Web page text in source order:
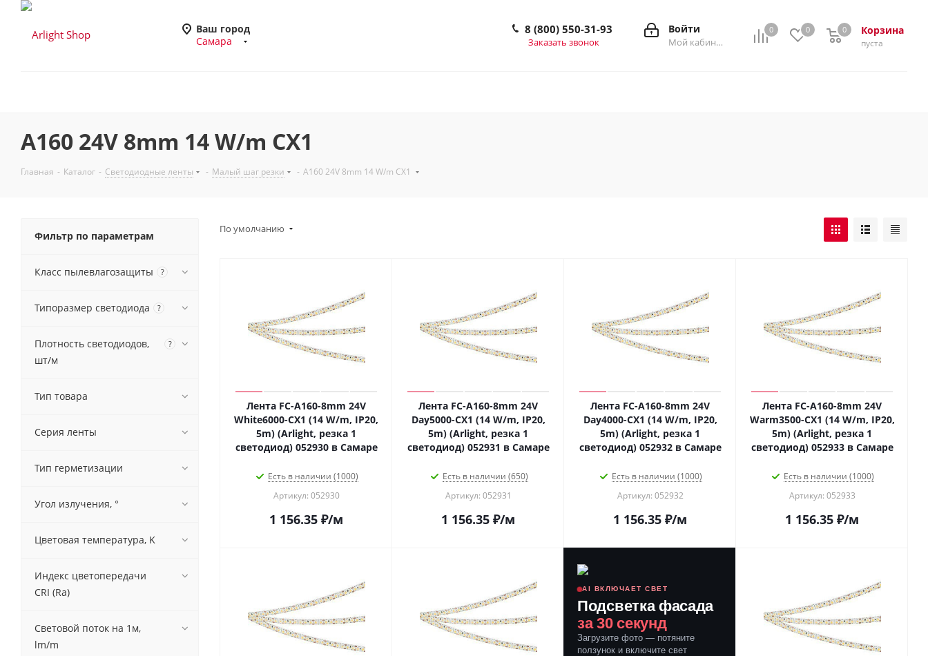
Ваш город
Самара
0 0 Корзина
0
пуста
0
Войти
Мой кабинет
8 (800) 550-31-93
Заказать звонок
A160 24V 8mm 14 W/m CX1
Главная - Каталог - Светодиодные ленты - Малый шаг резки - A160 24V 8mm 14 W/m CX1
По умолчанию
Лента FC-A160-8mm 24V
White6000-CX1 (14 W/m, IP20,
5m) (Arlight, резка 1
светодиод) 052930 в Самаре
Есть в наличии (1000)
Артикул: 052930
1 156.35 ₽/м
Лента FC-A160-8mm 24V
Day5000-CX1 (14 W/m, IP20,
5m) (Arlight, резка 1
светодиод) 052931 в Самаре
Есть в наличии (650)
Артикул: 052931
1 156.35 ₽/м
Лента FC-A160-8mm 24V
Day4000-CX1 (14 W/m, IP20,
5m) (Arlight, резка 1
светодиод) 052932 в Самаре
Есть в наличии (1000)
Артикул: 052932
1 156.35 ₽/м
Лента FC-A160-8mm 24V
Warm3500-CX1 (14 W/m, IP20,
5m) (Arlight, резка 1
светодиод) 052933 в Самаре
Есть в наличии (1000)
Артикул: 052933
1 156.35 ₽/м
AI ВКЛЮЧАЕТ СВЕТ
Подсветка фасада
за 30 секунд
Загрузите фото — потяните
ползунок и включите свет
Фильтр по параметрам
Класс пылевлагозащиты ?
Типоразмер светодиода ?
Плотность светодиодов,
шт/м
?
Тип товара
Серия ленты
Тип герметизации
Угол излучения, °
Цветовая температура, K
Индекс цветопередачи
CRI (Ra)
Световой поток на 1м,
lm/m